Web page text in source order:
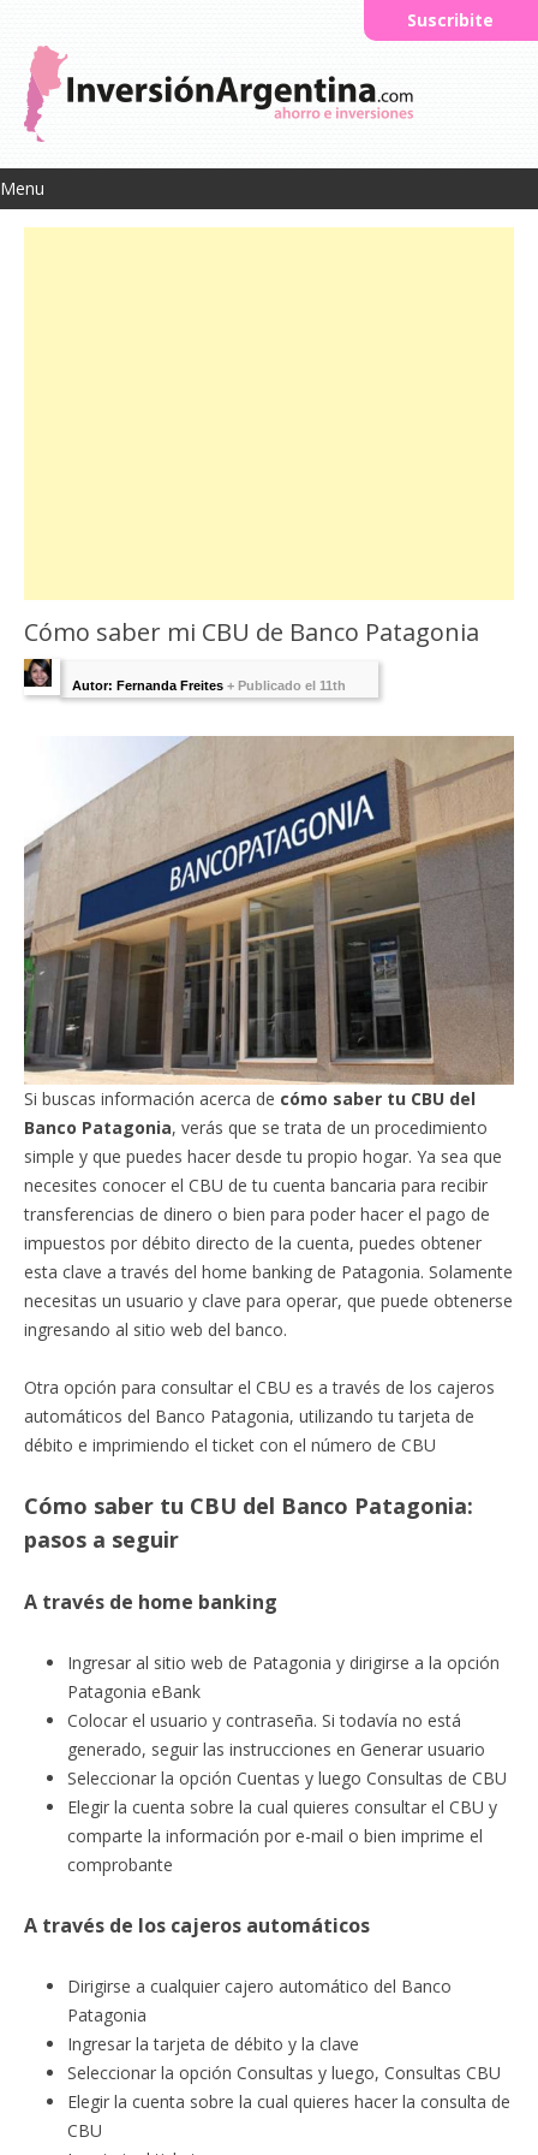
Menu
Suscribite
Cómo saber mi CBU de Banco Patagonia
Autor: Fernanda Freites + Publicado el 11th
Si buscas información acerca de cómo saber tu CBU del
Banco Patagonia, verás que se trata de un procedimiento
simple y que puedes hacer desde tu propio hogar. Ya sea que
necesites conocer el CBU de tu cuenta bancaria para recibir
transferencias de dinero o bien para poder hacer el pago de
impuestos por débito directo de la cuenta, puedes obtener
esta clave a través del home banking de Patagonia. Solamente
necesitas un usuario y clave para operar, que puede obtenerse
ingresando al sitio web del banco.
Otra opción para consultar el CBU es a través de los cajeros
automáticos del Banco Patagonia, utilizando tu tarjeta de
débito e imprimiendo el ticket con el número de CBU
Cómo saber tu CBU del Banco Patagonia:
pasos a seguir
A través de home banking
Ingresar al sitio web de Patagonia y dirigirse a la opción
Patagonia eBank
Colocar el usuario y contraseña. Si todavía no está
generado, seguir las instrucciones en Generar usuario
Seleccionar la opción Cuentas y luego Consultas de CBU
Elegir la cuenta sobre la cual quieres consultar el CBU y
comparte la información por e-mail o bien imprime el
comprobante
A través de los cajeros automáticos
Dirigirse a cualquier cajero automático del Banco
Patagonia
Ingresar la tarjeta de débito y la clave
Seleccionar la opción Consultas y luego, Consultas CBU
Elegir la cuenta sobre la cual quieres hacer la consulta de
CBU